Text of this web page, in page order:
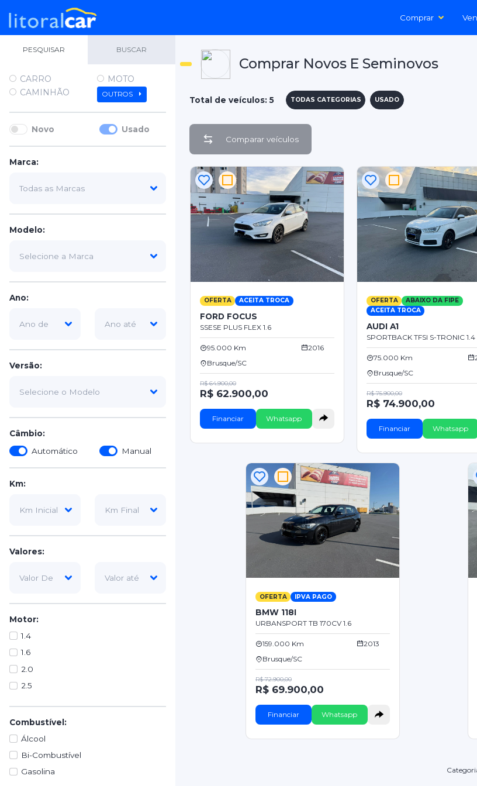
Comprar
PESQUISAR BUSCAR
CARRO
MOTO
CAMINHÃO
OUTROS
Novo Usado
Marca:
Modelo:
Ano:
Versão:
Câmbio:
Automático
Manual
Km:
Valores:
Motor:
1.4
1.6
2.0
2.5
Combustível:
Álcool
Bi-Combustível
Gasolina
Comprar Novos E Seminovos
Total de veículos: 5 TODAS CATEGORIAS USADO
Comparar veículos
OFERTA ACEITA TROCA
FORD FOCUS
SSESE PLUS FLEX 1.6
95.000 Km
2016
Brusque/SC
R$ 64.900,00
R$ 62.900,00
Financiar Whatsapp
OFERTA
ABAIXO DA FIPE
ACEITA TROCA
AUDI A1
SPORTBACK TFSI S-TRONIC 1.4
75.000 Km
Brusque/SC
R$ 75.900,00
R$ 74.900,00
Financiar Whatsapp
OFERTA IPVA PAGO
BMW 118I
URBANSPORT TB 170CV 1.6
159.000 Km
2013
Brusque/SC
R$ 72.900,00
R$ 69.900,00
Financiar Whatsapp